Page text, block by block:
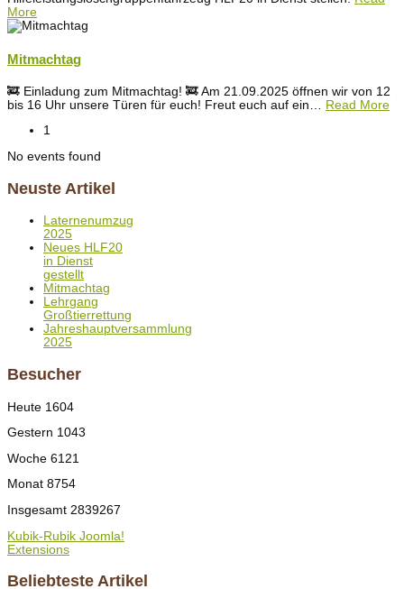
More
Mitmachtag
🚒 Einladung zum Mitmachtag! 🚒 Am 21.09.2025 öffnen wir von 12
bis 16 Uhr unsere Türen für euch! Freut euch auf ein
Read More
1
No events found
Neuste Artikel
Laternenumzug
2025
Neues HLF20
in Dienst
gestellt
Mitmachtag
Lehrgang
Großtierrettung
Jahreshauptversammlung
2025
Besucher
Heute 1604
Gestern 1043
Woche 6121
Monat 8754
Insgesamt 2839267
Kubik-Rubik Joomla!
Extensions
Beliebteste Artikel